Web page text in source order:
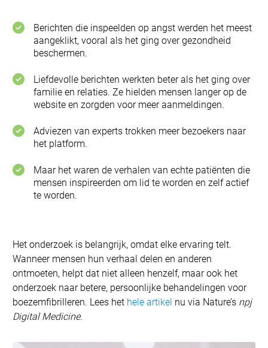
Berichten die inspeelden op angst werden het meest
aangeklikt, vooral als het ging over gezondheid
beschermen.
Liefdevolle berichten werkten beter als het ging over
familie en relaties. Ze hielden mensen langer op de
website en zorgden voor meer aanmeldingen.
Adviezen van experts trokken meer bezoekers naar
het platform.
Maar het waren de verhalen van echte patiënten die
mensen inspireerden om lid te worden en zelf actief
te worden.
Het onderzoek is belangrijk, omdat elke ervaring telt.
Wanneer mensen hun verhaal delen en anderen
ontmoeten, helpt dat niet alleen henzelf, maar ook het
onderzoek naar betere, persoonlijke behandelingen voor
boezemfibrilleren. Lees het hele artikel nu via Nature’s npj
Digital Medicine.